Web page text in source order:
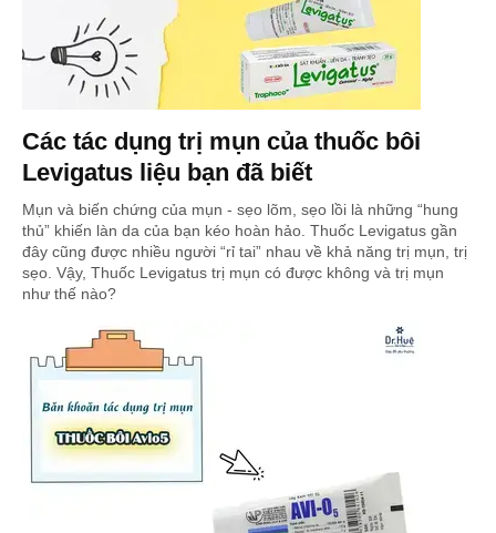
Các tác dụng trị mụn của thuốc bôi
Levigatus liệu bạn đã biết
Mụn và biến chứng của mụn - sẹo lõm, sẹo lồi là những “hung
thủ” khiến làn da của bạn kéo hoàn hảo. Thuốc Levigatus gần
đây cũng được nhiều người “rỉ tai” nhau về khả năng trị mụn, trị
sẹo. Vậy, Thuốc Levigatus trị mụn có được không và trị mụn
như thế nào?